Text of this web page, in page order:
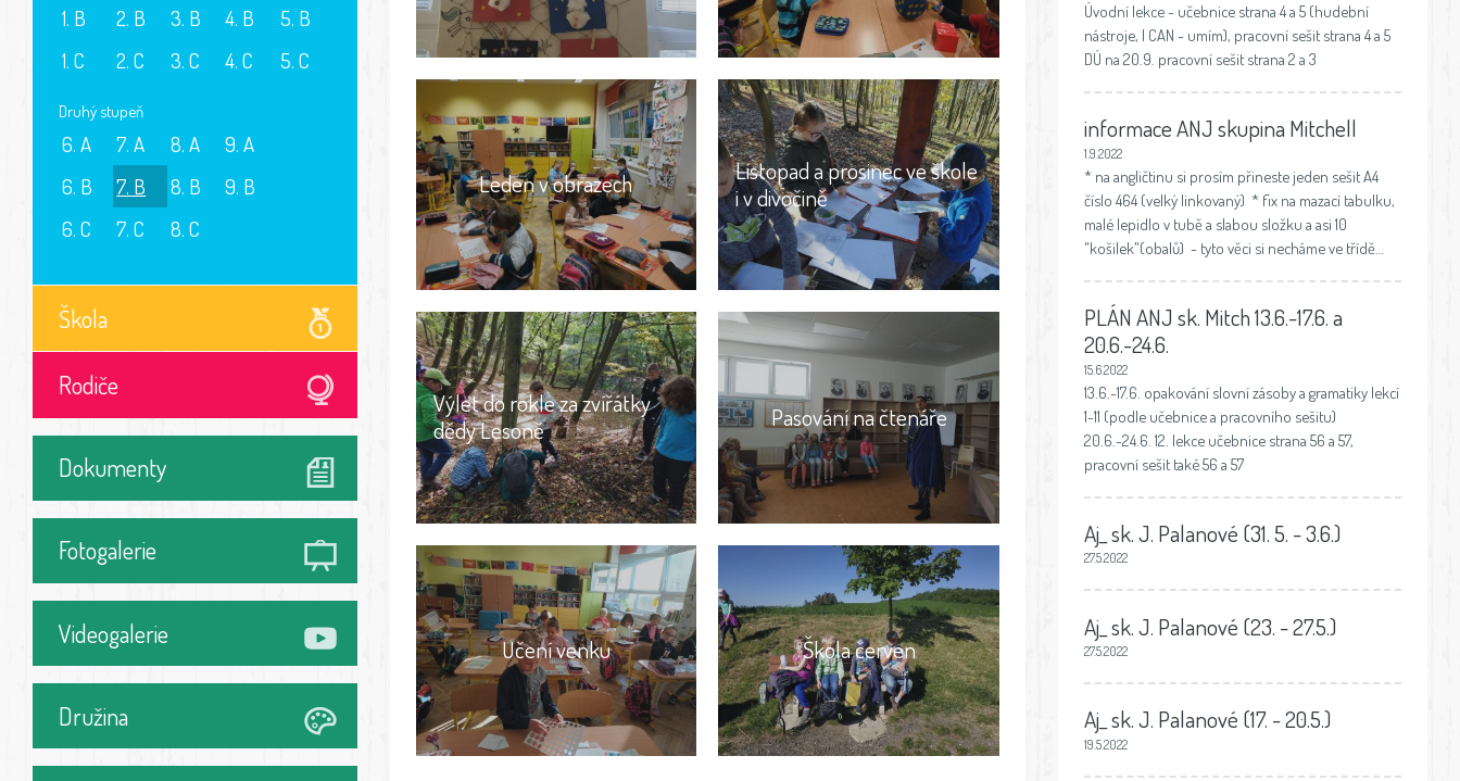
1. B
1. C
2. B
2. C
3. B
3. C
4. B
4. C
5. B
5. C
Druhý stupeň
6. A
6. B
6. C
7. A
7. B
7. C
8. A
8. B
8. C
9. A
9. B
Škola
Rodiče
Dokumenty
Fotogalerie
Videogalerie
Družina
Leden v obrazech
Listopad a prosinec ve škole
i v divočině
Výlet do rokle za zvířátky
dědy Lesoně
Pasování na čtenáře
Učení venku Škola červen
Úvodní lekce - učebnice strana 4 a 5 (hudební
nástroje, I CAN - umím), pracovní sešit strana 4 a 5
DÚ na 20.9. pracovní sešit strana 2 a 3
informace ANJ skupina Mitchell
1.9.2022
* na angličtinu si prosím přineste jeden sešit A4
číslo 464 (velký linkovaný) * fix na mazací tabulku,
malé lepidlo v tubě a slabou složku a asi 10
"košilek"(obalů) - tyto věci si necháme ve třídě…
PLÁN ANJ sk. Mitch 13.6.-17.6. a
20.6.-24.6.
15.6.2022
13.6.-17.6. opakování slovní zásoby a gramatiky lekcí
1-11 (podle učebnice a pracovního sešitu)
20.6.-24.6. 12. lekce učebnice strana 56 a 57,
pracovní sešit také 56 a 57
Aj_ sk. J. Palanové (31. 5. - 3.6.)
27.5.2022
Aj_ sk. J. Palanové (23. - 27.5.)
27.5.2022
Aj_ sk. J. Palanové (17. - 20.5.)
19.5.2022